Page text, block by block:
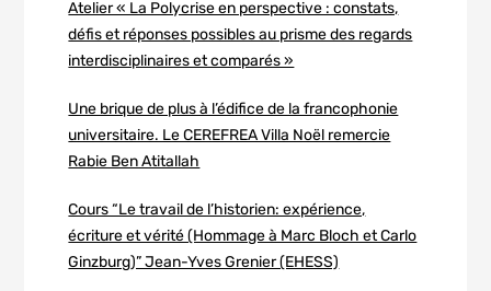
Atelier « La Polycrise en perspective : constats,
défis et réponses possibles au prisme des regards
interdisciplinaires et comparés »
Une brique de plus à l’édifice de la francophonie
universitaire. Le CEREFREA Villa Noël remercie
Rabie Ben Atitallah
Cours “Le travail de l’historien: expérience,
écriture et vérité (Hommage à Marc Bloch et Carlo
Ginzburg)” Jean-Yves Grenier (EHESS)